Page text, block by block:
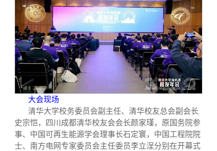
校友视界
理事会名单
制度法规
联系我们
大会现场
清华大学校务委员会副主任、清华校友总会副会长
史宗恺，四川成都清华校友会会长颜家瑾，原国务院参
事、中国可再生能源学会理事长石定寰，中国工程院院
士、南方电网专家委员会主任委员李立浧分别在开幕式